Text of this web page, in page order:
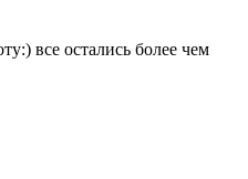
все остались более чем